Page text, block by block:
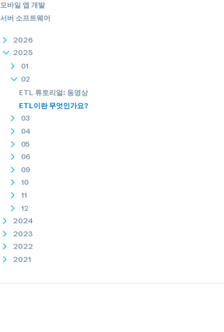
모바일 앱 개발
서버 소프트웨어
2026
2025
01
02
ETL 튜토리얼: 동영상
ETL이란 무엇인가요?
03
04
05
06
09
10
11
12
2024
2023
2022
2021
2019